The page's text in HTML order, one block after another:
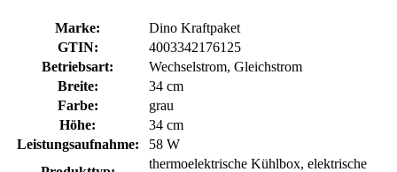
Marke:
Dino Kraftpaket
GTIN:
4003342176125
Betriebsart:
Wechselstrom, Gleichstrom
Breite:
34 cm
Farbe:
grau
Höhe:
34 cm
Leistungsaufnahme:
58 W
thermoelektrische Kühlbox, elektrische